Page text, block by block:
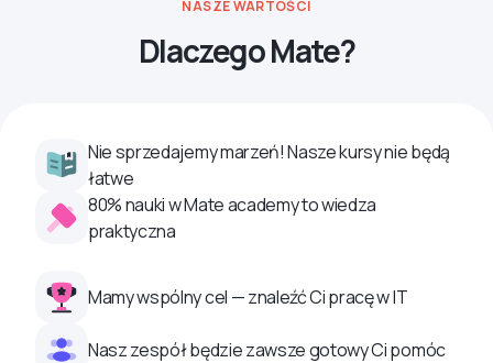
NASZE WARTOŚCI
Dlaczego Mate?
Nie sprzedajemy marzeń! Nasze kursy nie będą
łatwe
80% nauki w Mate academy to wiedza
praktyczna
Mamy wspólny cel — znaleźć Ci pracę w IT
Nasz zespół będzie zawsze gotowy Ci pomóc